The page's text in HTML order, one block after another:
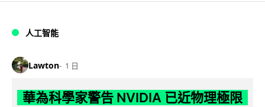
人工智能
Lawton 1 日
華為科學家警告 NVIDIA 已近物理極限